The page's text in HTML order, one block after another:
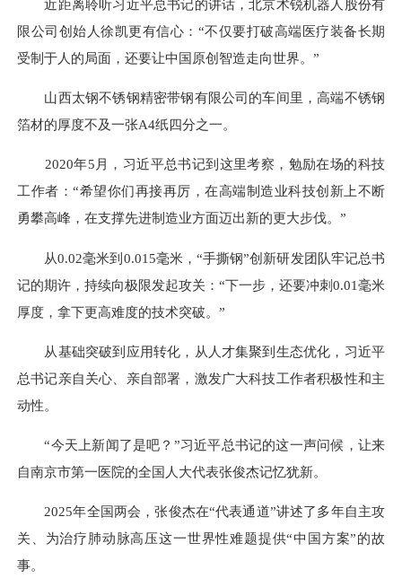
近距离聆听习近平总书记的讲话，北京术锐机器人股份有
限公司创始人徐凯更有信心：“不仅要打破高端医疗装备长期
受制于人的局面，还要让中国原创智造走向世界。”
山西太钢不锈钢精密带钢有限公司的车间里，高端不锈钢
箔材的厚度不及一张A4纸四分之一。
2020年5月，习近平总书记到这里考察，勉励在场的科技
工作者：“希望你们再接再厉，在高端制造业科技创新上不断
勇攀高峰，在支撑先进制造业方面迈出新的更大步伐。”
从0.02毫米到0.015毫米，“手撕钢”创新研发团队牢记总书
记的期许，持续向极限发起攻关：“下一步，还要冲刺0.01毫米
厚度，拿下更高难度的技术突破。”
从基础突破到应用转化，从人才集聚到生态优化，习近平
总书记亲自关心、亲自部署，激发广大科技工作者积极性和主
动性。
“今天上新闻了是吧？”习近平总书记的这一声问候，让来
自南京市第一医院的全国人大代表张俊杰记忆犹新。
2025年全国两会，张俊杰在“代表通道”讲述了多年自主攻
关、为治疗肺动脉高压这一世界性难题提供“中国方案”的故
事。